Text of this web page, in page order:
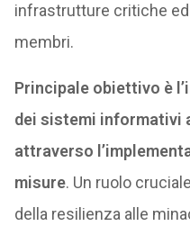
infrastrutture critiche
membri.
Principale obiettivo è
dei sistemi informativi
attraverso
misure. Un ruolo
della resilienza alle